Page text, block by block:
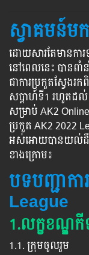
ស្វាគមន៍ម
ដោយសារតែមានកា
នៅពេលនេះ បានពាំ
ជាការប្រកួតស្វែងរ
សប្ដាហ៍ទី1 រហូតដ
សម្រាប់ AK2
ប្រកួតAK2 2022
អស់អោយបានយល់ដឹង
ខាងក្រោម៖
បទបញ្ជាកា
League
1.លក្ខខណ្ឌ
1.1. ក្រុមចូលរួម